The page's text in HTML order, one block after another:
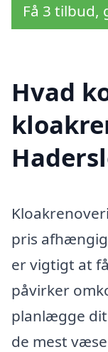
Få 3
Hvad
pris
er vigtigt at
påvirker
planlægge
de mest